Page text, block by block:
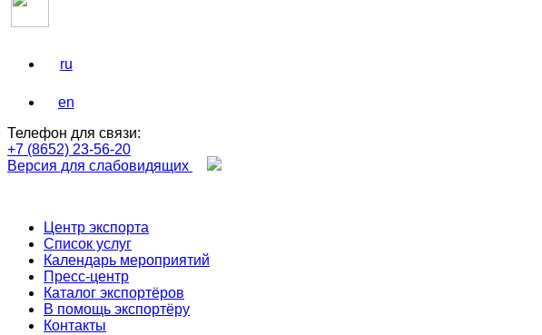
ru
en
Телефон для связи:
+7 (8652) 23-56-20
Версия для слабовидящих
Центр экспорта
Список услуг
Календарь мероприятий
Пресс-центр
Каталог экспортёров
В помощь экспортёру
Контакты